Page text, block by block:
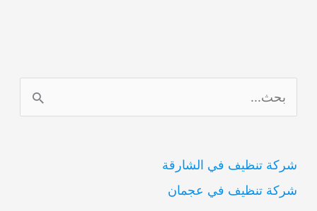
ل
ح
ث
شركة تنظيف في الشارقة
شركة تنظيف في عجمان